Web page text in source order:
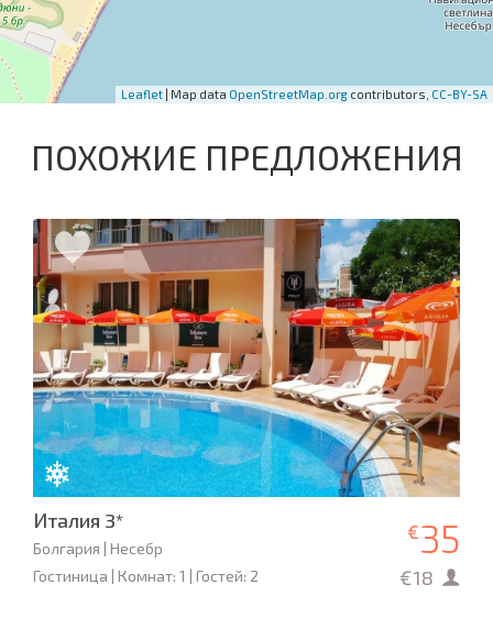
Leaflet | Map data OpenStreetMap.org contributors, CC-BY-SA
ПОХОЖИЕ ПРЕДЛОЖЕНИЯ
Италия 3*
Болгария | Несебр
Гостиница | Комнат: 1 | Гостей: 2
€35
€18